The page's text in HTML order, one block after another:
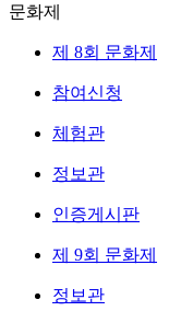
문화제
제 8회 문화제
참여신청
체험관
정보관
인증게시판
제 9회 문화제
정보관